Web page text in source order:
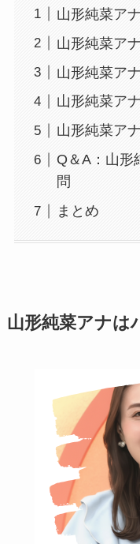
山形純菜ア
山形純菜ア
山形純菜ア
山形純菜ア
山形純菜ア
Q＆A：山形
問
まとめ
山形純菜アナは